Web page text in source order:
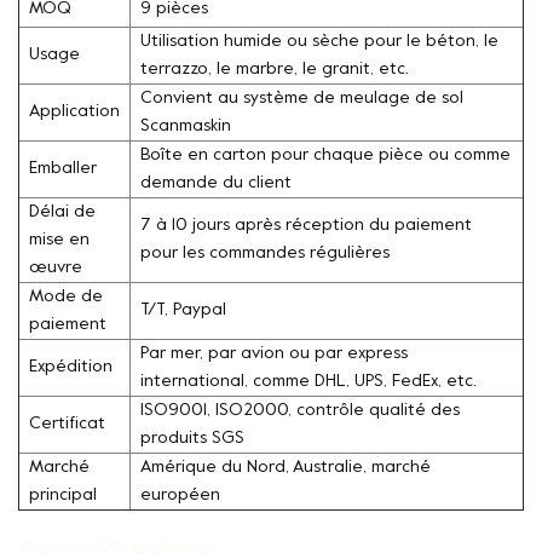
MOQ 9 pièces
Usage
Utilisation humide ou sèche pour le béton, le
terrazzo, le marbre, le granit, etc.
Application
Convient au système de meulage de sol
Scanmaskin
Emballer
Boîte en carton pour chaque pièce ou comme
demande du client
Délai de
mise en
œuvre
7 à 10 jours après réception du paiement
pour les commandes régulières
Mode de
paiement
T/T, Paypal
Expédition
Par mer, par avion ou par express
international, comme DHL, UPS, FedEx, etc.
Certificat
ISO9001, ISO2000, contrôle qualité des
produits SGS
Marché
principal
Amérique du Nord, Australie, marché
européen